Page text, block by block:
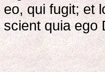
eo, qui fugit; et
scient quia ego